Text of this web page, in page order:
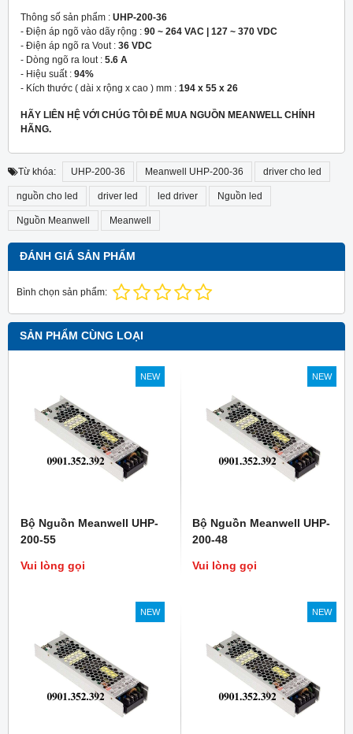
Thông số sản phẩm : UHP-200-36
- Điện áp ngõ vào dãy rộng : 90 ~ 264 VAC | 127 ~ 370 VDC
- Điện áp ngõ ra Vout : 36 VDC
- Dòng ngõ ra Iout : 5.6 A
- Hiệu suất : 94%
- Kích thước ( dài x rộng x cao ) mm : 194 x 55 x 26
HÃY LIÊN HỆ VỚI CHÚG TÔI ĐỂ MUA NGUỒN MEANWELL CHÍNH
HÃNG.
Từ khóa: UHP-200-36 Meanwell UHP-200-36 driver cho led
nguồn cho led driver led led driver Nguồn led
Nguồn Meanwell Meanwell
ĐÁNH GIÁ SẢN PHẨM
Bình chọn sản phẩm:
SẢN PHẨM CÙNG LOẠI
NEW
Bộ Nguồn Meanwell UHP-
200-55
Vui lòng gọi
NEW
Bộ Nguồn Meanwell UHP-
200-48
Vui lòng gọi
NEW NEW